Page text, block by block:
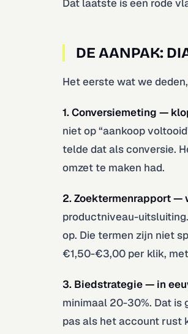
Dat laatste is een rode
DE AANPAK:
Het eerste wat we
1. Conversiemeting —
niet op “aankoop
telde dat als conversie.
omzet te maken had.
2. Zoektermenrapport
productniveau-
op. Die termen zijn niet
€1,50-€3,00 per klik,
3. Biedstrategie — in
minimaal 20-30%. Dat is
pas als het account rust